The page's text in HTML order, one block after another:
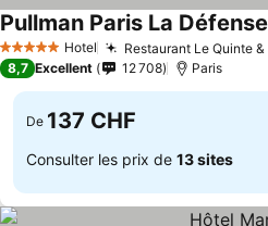
5 Étoiles Hotel Restaurant Le Quinte
Pullman Paris La Défense
8,7 Excellent 12 708 Paris
De 137 CHF
Consulter les prix de 13 sites